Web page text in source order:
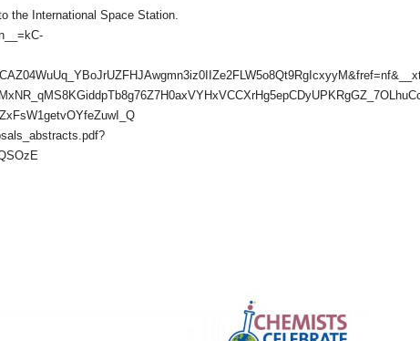
the International Space Station.